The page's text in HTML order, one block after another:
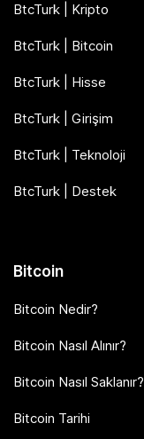
BtcTurk | Kripto
BtcTurk | Bitcoin
BtcTurk | Hisse
BtcTurk | Girişim
BtcTurk | Teknoloji
BtcTurk | Destek
Bitcoin
Bitcoin Nedir?
Bitcoin Nasıl Alınır?
Bitcoin Nasıl Saklanır?
Bitcoin Tarihi